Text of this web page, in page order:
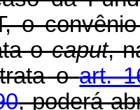
o
ocaput,
trata oart.
, poderá